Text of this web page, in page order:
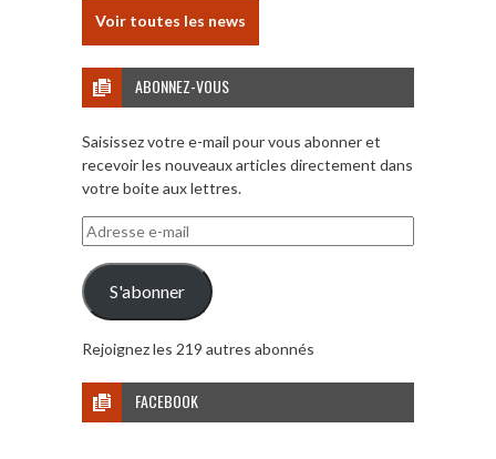
Voir toutes les news
ABONNEZ-VOUS
Saisissez votre e-mail pour vous abonner et
recevoir les nouveaux articles directement dans
votre boite aux lettres.
Adresse
e-
mail
S'abonner
Rejoignez les 219 autres abonnés
FACEBOOK